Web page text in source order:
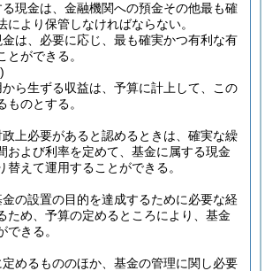
現金は、金融機関への預金その他最も確
により保管しなければならない。
は、必要に応じ、最も確実かつ有利な有
とができる。
ら生ずる収益は、予算に計上して、この
ものとする。
上必要があると認めるときは、確実な繰
および利率を定めて、基金に属する現金
替えて運用することができる。
の設置の目的を達成するために必要な経
ため、予算の定めるところにより、基金
できる。
定めるもののほか、基金の管理に関し必要